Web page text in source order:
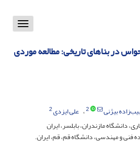
Toggle
در بناهای تاریخی: مطالعه موردی
بیژنی 2 علی ایزدی2
دانشگاه مازندران، بابلسر، ایران
فنی و مهندسی، دانشگاه قم، قم، ایران.